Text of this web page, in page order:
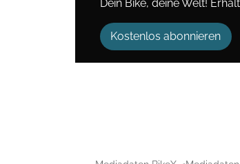
Dein Bike, deine Welt!
Kostenlos abonnieren